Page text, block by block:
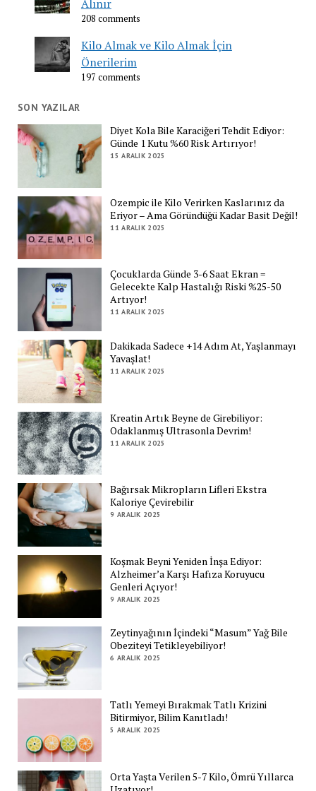
Alınır
208 comments
Kilo Almak ve Kilo Almak İçin
Önerilerim
197 comments
SON YAZILAR
Diyet Kola Bile Karaciğeri Tehdit Ediyor:
Günde 1 Kutu %60 Risk Artırıyor!
15 ARALIK 2025
Ozempic ile Kilo Verirken Kaslarınız da
Eriyor – Ama Göründüğü Kadar Basit Değil!
11 ARALIK 2025
Çocuklarda Günde 3-6 Saat Ekran =
Gelecekte Kalp Hastalığı Riski %25-50
Artıyor!
11 ARALIK 2025
Dakikada Sadece +14 Adım At, Yaşlanmayı
Yavaşlat!
11 ARALIK 2025
Kreatin Artık Beyne de Girebiliyor:
Odaklanmış Ultrasonla Devrim!
11 ARALIK 2025
Bağırsak Mikropların Lifleri Ekstra
Kaloriye Çevirebilir
9 ARALIK 2025
Koşmak Beyni Yeniden İnşa Ediyor:
Alzheimer’a Karşı Hafıza Koruyucu
Genleri Açıyor!
9 ARALIK 2025
Zeytinyağının İçindeki “Masum” Yağ Bile
Obeziteyi Tetikleyebiliyor!
6 ARALIK 2025
Tatlı Yemeyi Bırakmak Tatlı Krizini
Bitirmiyor, Bilim Kanıtladı!
5 ARALIK 2025
Orta Yaşta Verilen 5-7 Kilo, Ömrü Yıllarca